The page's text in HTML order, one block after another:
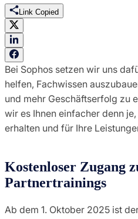
Link Copied
Bei Sophos setzen wir uns
helfen, Fachwissen
und mehr Geschäftserfolg zu
wir es Ihnen einfacher denn
erhalten und für Ihre
Kostenloser Zugang
Partnertrainings
Ab dem 1. Oktober 2025 ist